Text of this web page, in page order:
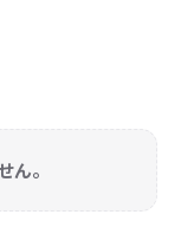
ん。